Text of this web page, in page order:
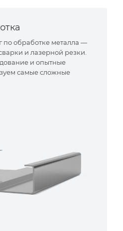
по обработке металла —
и лазерной резки.
и опытные
самые сложные